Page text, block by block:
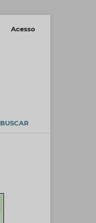
BUSCAR
Acesso